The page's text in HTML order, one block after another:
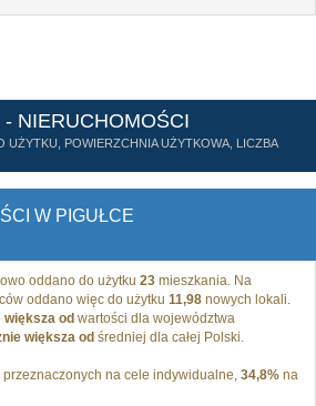
- NIERUCHOMOŚCI
UŻYTKU, POWIERZCHNIA UŻYTKOWA, LICZBA
W PIGUŁCE
oddano do użytku 23 mieszkania. Na
oddano więc do użytku 11,98 nowych lokali.
większa od wartości dla województwa
większa od średniej dla całej Polski.
przeznaczonych na cele indywidualne, 34,8% na